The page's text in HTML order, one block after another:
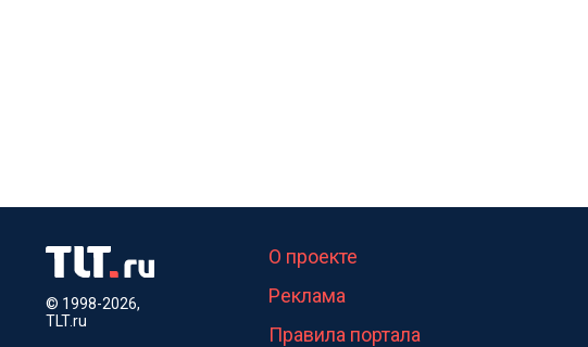
© 1998-2026,
TLT.ru
О проекте
Реклама
Правила портала